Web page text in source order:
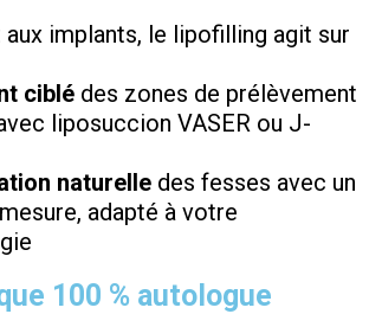
implants, le lipofilling agit sur
ciblé des zones de prélèvement
liposuccion VASER ou J-
naturelle des fesses avec un
adapté à votre
100 % autologue